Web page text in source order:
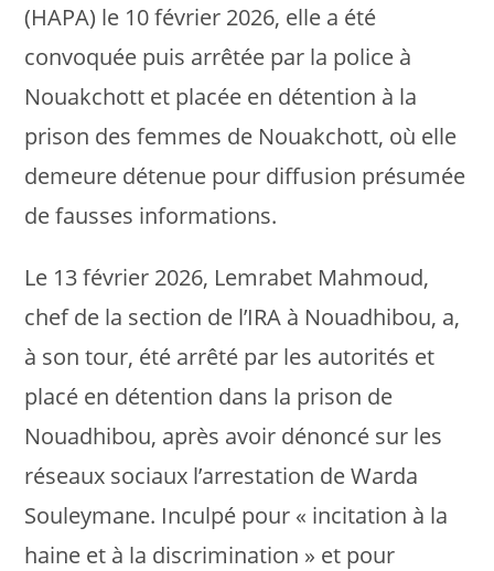
(HAPA) le 10 février 2026, elle a été
convoquée puis arrêtée par la police à
Nouakchott et placée en détention à la
prison des femmes de Nouakchott, où elle
demeure détenue pour diffusion présumée
de fausses informations.
Le 13 février 2026, Lemrabet Mahmoud,
chef de la section de l’IRA à Nouadhibou, a,
à son tour, été arrêté par les autorités et
placé en détention dans la prison de
Nouadhibou, après avoir dénoncé sur les
réseaux sociaux l’arrestation de Warda
Souleymane. Inculpé pour « incitation à la
haine et à la discrimination » et pour